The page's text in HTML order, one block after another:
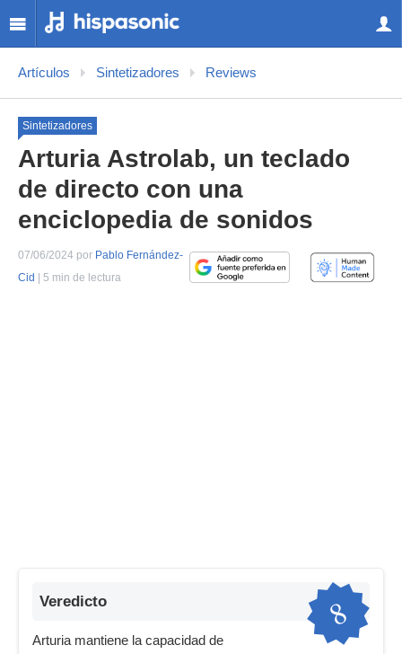
Artículos Sintetizadores Reviews
Sintetizadores
Arturia Astrolab, un teclado
de directo con una
enciclopedia de sonidos
07/06/2024 por Pablo Fernández-
Cid
| 5 min de lectura
8
Veredicto
Arturia mantiene la capacidad de